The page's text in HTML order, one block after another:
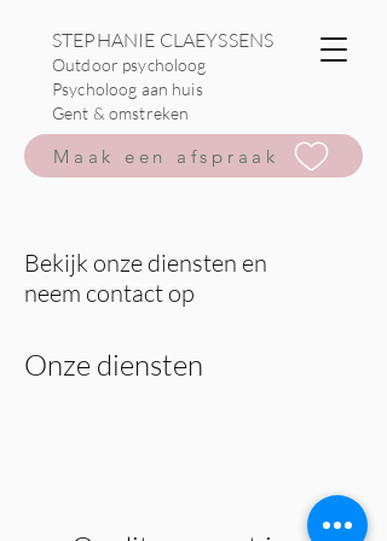
STEPHANIE CLAEYSSENS
Outdoor psycholoog
Psycholoog aan huis
Gent & omstreken
Maak een afspraak
Bekijk onze diensten en
neem contact op
Onze diensten